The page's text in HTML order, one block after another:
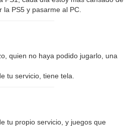
PS5 y pasarme al PC.
quien no haya podido jugarlo, una
tu servicio, tiene tela.
tu propio servicio, y juegos que